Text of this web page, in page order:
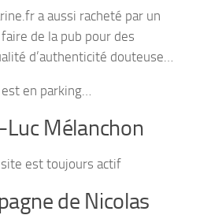
a aussi racheté par un
de la pub pour des
d’authenticité douteuse…
en parking…
Luc Mélanchon
est toujours actif
de Nicolas